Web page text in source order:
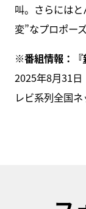
叫。さらには
変”なプロポー
※番組情報：『
2025年8月31日
レビ系列全国ネ